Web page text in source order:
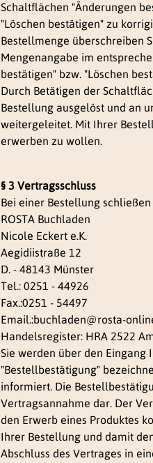
Schaltflächen "Änderungen
"Löschen bestätigen" zu
Bestellmenge überschreiben
Mengenangabe im
bestätigen" bzw. "Löschen
Durch Betätigen der
Bestellung ausgelöst und an
weitergeleitet. Mit Ihrer
erwerben zu wollen.
§ 3 Vertragsschluss
Bei einer Bestellung
ROSTA Buchladen
Nicole Eckert e.K.
Aegidiistraße 12
D. - 48143 Münster
Tel.: 0251 - 44926
Fax.:0251 - 54497
Email.:buchladen@rosta-
Handelsregister: HRA 2522
Sie werden über den
"Bestellbestätigung"
informiert. Die
Vertragsannahme dar. Der
den Erwerb eines Produktes
Ihrer Bestellung und damit
Abschluss des Vertrages in